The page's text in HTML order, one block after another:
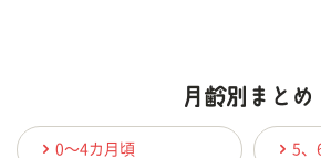
0〜4カ月頃 5、